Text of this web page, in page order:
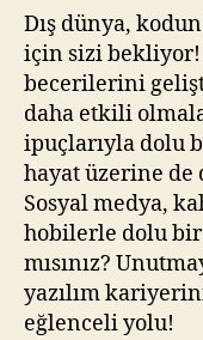
Dış dünya,
için sizi bekliyor!
becerilerini
daha etkili
ipuçlarıyla dolu
hayat üzerine de
Sosyal medya,
hobilerle dolu bir
mısınız?
yazılım
eğlenceli yolu!